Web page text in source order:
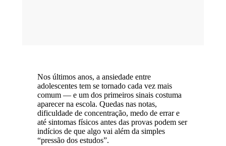
Nos últimos anos, a ansiedade entre
adolescentes tem se tornado cada vez mais
comum — e um dos primeiros sinais costuma
aparecer na escola. Quedas nas notas,
dificuldade de concentração, medo de errar e
até sintomas físicos antes das provas podem ser
indícios de que algo vai além da simples
“pressão dos estudos”.